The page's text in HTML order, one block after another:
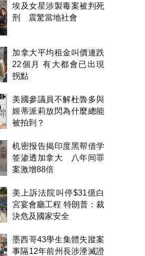
埃及女星涉製毒案被判死
刑 震驚當地社會
加拿大平均租金叫價連跌
22個月 有大都會已出現
拐點
美國參議員不解杜魯多與
姬蒂派莉放閃為什麼總能
被拍到？
机密报告揭印度黑帮借学
签渗透加拿大 八年间罪
案激增88倍
美上訴法院叫停$31億白
宮宴會廳工程 特朗普：裁
決危及國家安全
墨西哥43學生集體失蹤案
事隔12年前州長涉湮滅證